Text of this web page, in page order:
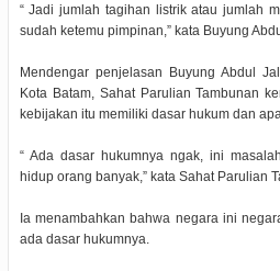
“ Jadi jumlah tagihan listrik atau jumlah
sudah ketemu pimpinan,” kata Buyung
Mendengar penjelasan Buyung Abdul
Kota Batam, Sahat Parulian Tambunan
kebijakan itu memiliki dasar hukum dan
“ Ada dasar hukumnya ngak, ini
hidup orang banyak,” kata Sahat Parulian
Ia menambahkan bahwa negara ini
ada dasar hukumnya.